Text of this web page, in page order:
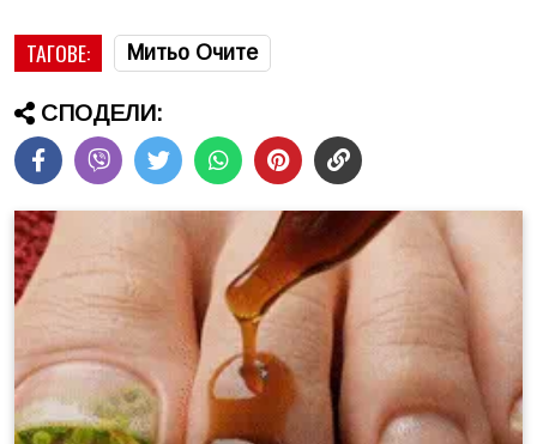
ТАГОВЕ: Митьо Очите
СПОДЕЛИ: